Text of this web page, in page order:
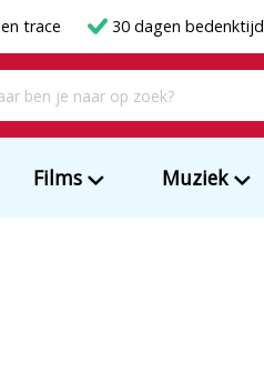
trace 30 dagen bedenktijd
Films Muziek